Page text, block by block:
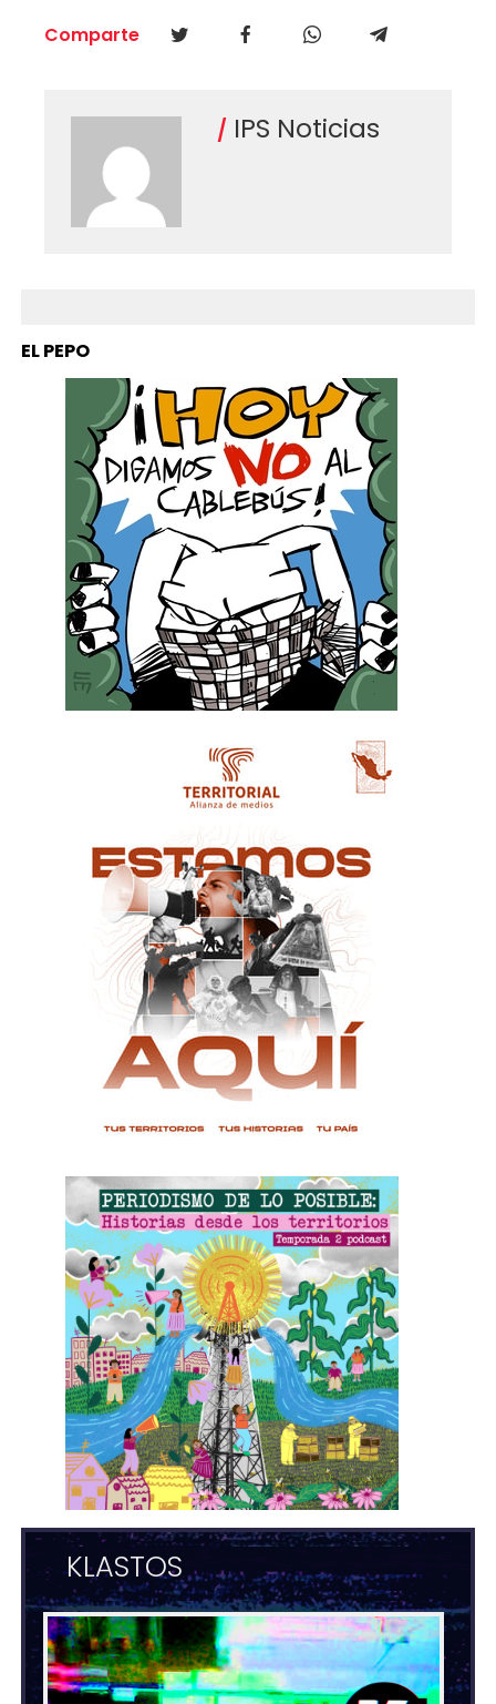
Comparte
IPS Noticias
EL PEPO
KLASTOS